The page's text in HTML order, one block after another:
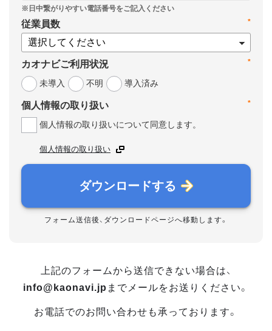
*
従業員数
*
カオナビご利用状況
未導入
不明 導入済み
*
個人情報の取り扱い
個人情報の取り扱いについて同意します。
個人情報の取り扱い
ダウンロードする
フォーム送信後、ダウンロードページへ移動します。
上記のフォームから送信できない場合は、
info@kaonavi.jp までメールをお送りください。
お電話でのお問い合わせも承っております。